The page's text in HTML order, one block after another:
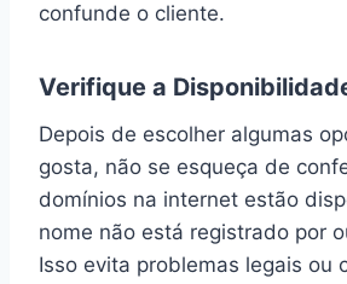
confunde o cliente.
Verifique a
Depois de escolher algumas
gosta, não se esqueça de
domínios na internet estão
nome não está registrado por
Isso evita problemas legais ou